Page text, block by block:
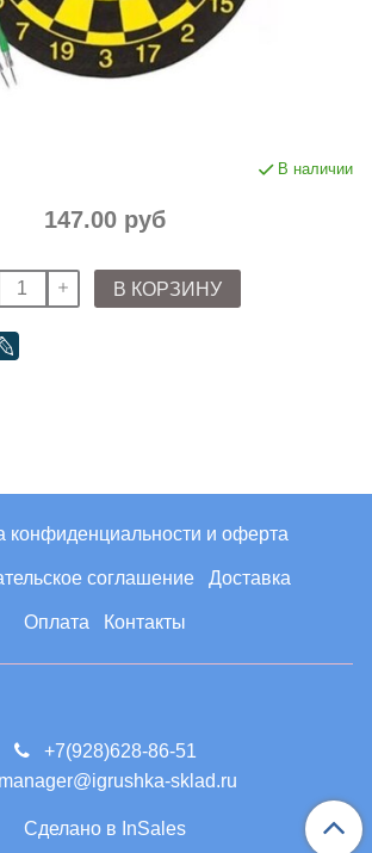
В наличии
147.00 руб
В КОРЗИНУ
конфиденциальности и оферта
соглашение Доставка
Оплата Контакты
+7(928)628-86-51
manager@igrushka-sklad.ru
Сделано в InSales